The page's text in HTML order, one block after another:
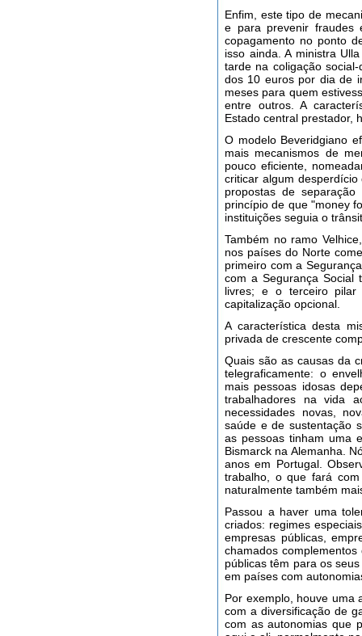
Enfim, este tipo de
e para prevenir fraudes
copagamento no ponto
isso ainda. A ministra
tarde na coligação
dos 10 euros por dia de
meses para quem
entre outros. A
Estado central prestador,
O modelo Beveridgiano
mais mecanismos de
pouco eficiente,
criticar algum
propostas de
princípio de que "money
instituições seguia o
Também no ramo
nos países do Norte
primeiro com a
com a Segurança Social
livres; e o terceiro
capitalização opcional.
A característica desta
privada de crescente
Quais são as causas da
telegraficamente: o
mais pessoas idosas
trabalhadores na vida
necessidades novas,
saúde e de sustentação
as pessoas tinham uma
Bismarck na Alemanha.
anos em Portugal.
trabalho, o que fará
naturalmente também
Passou a haver uma
criados: regimes
empresas públicas,
chamados
públicas têm para os
em países com
Por exemplo, houve uma
com a diversificação de
com as autonomias que